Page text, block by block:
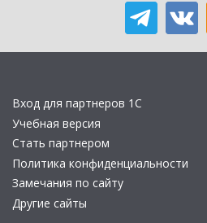
Вход для партнеров 1С
Учебная версия
Стать партнером
Политика конфиденциальности
Замечания по сайту
Другие сайты